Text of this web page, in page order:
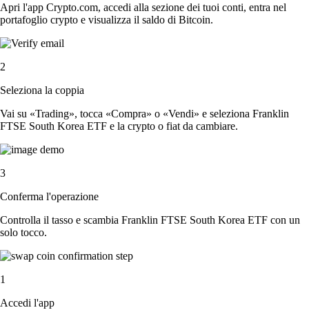
Apri l'app Crypto.com, accedi alla sezione dei tuoi conti, entra nel
portafoglio crypto e visualizza il saldo di Bitcoin.
2
Seleziona la coppia
Vai su «Trading», tocca «Compra» o «Vendi» e seleziona Franklin
FTSE South Korea ETF e la crypto o fiat da cambiare.
3
Conferma l'operazione
Controlla il tasso e scambia Franklin FTSE South Korea ETF con un
solo tocco.
1
Accedi l'app